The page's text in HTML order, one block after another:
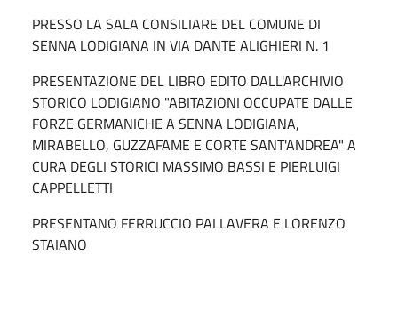
PRESSO LA SALA CONSILIARE DEL COMUNE DI
SENNA LODIGIANA IN VIA DANTE ALIGHIERI N. 1
PRESENTAZIONE DEL LIBRO EDITO DALL'ARCHIVIO
STORICO LODIGIANO "ABITAZIONI OCCUPATE DALLE
FORZE GERMANICHE A SENNA LODIGIANA,
MIRABELLO, GUZZAFAME E CORTE SANT'ANDREA" A
CURA DEGLI STORICI MASSIMO BASSI E PIERLUIGI
CAPPELLETTI
PRESENTANO FERRUCCIO PALLAVERA E LORENZO
STAIANO